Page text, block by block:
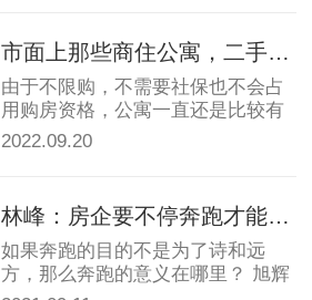
市面上那些商住公寓，二手还卖的动么
由于不限购，不需要社保也不会占
用购房资格，公寓一直还是比较有
市场的 在公寓里有一...
2022.09.20
林峰：房企要不停奔跑才能停留在原地
如果奔跑的目的不是为了诗和远
方，那么奔跑的意义在哪里？ 旭辉